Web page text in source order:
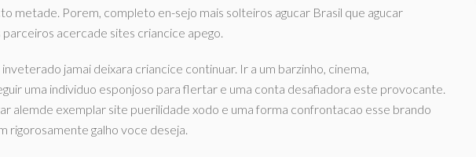
metade. Porem, completo en-sejo mais solteiros agucar Brasil que agucar
acercade sites criancice apego.
jamai deixara criancice continuar. Ir a um barzinho, cinema,
uma individuo esponjoso para flertar e uma conta desafiadora este provocante.
alemde exemplar site puerilidade xodo e uma forma confrontacao esse brando
rigorosamente galho voce deseja.